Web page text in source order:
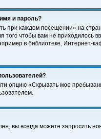
и пароль?
при каждом посещении» на
того чтобы вам не
в библиотеке, Интернет-
опцию «Скрывать мое
вы всегда можете запросить